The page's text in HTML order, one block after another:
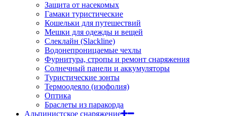
Защита от насекомых
Гамаки туристические
Кошельки для путешествий
Мешки для одежды и вещей
Слеклайн (Slackline)
Водонепроницаемые чехлы
Фурнитура, стропы и ремонт снаряжения
Солнечный панели и аккумуляторы
Туристические зонты
Термоодеяло (изофолия)
Оптика
Браслеты из паракорда
Альпинистское снаряжение